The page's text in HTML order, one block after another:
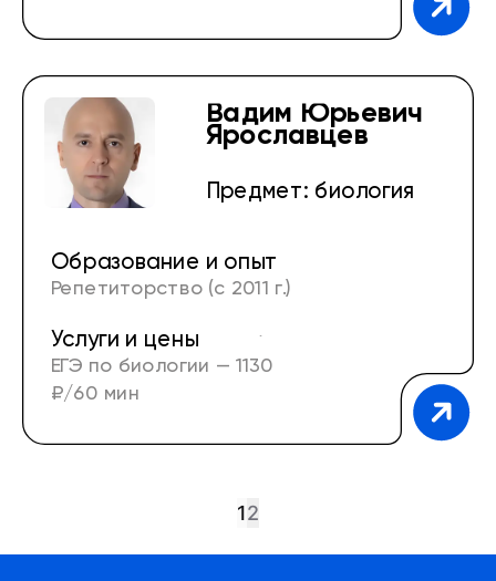
Вадим Юрьевич
Ярославцев
Предмет: биология
Образование и опыт
Репетиторство (с 2011 г.)
Опыт преподавания (учитель биологии в
школе, г. Москва, 2007–2011 гг.)
Услуги и цены
ЕГЭ по биологии — 1130
₽/60 мин
12